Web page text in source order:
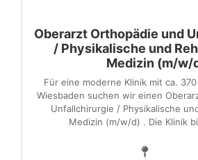
Oberarzt Orthopädie und
/ Physikalische und
Medizin (m/w/
Für eine moderne Klinik mit ca.
Wiesbaden suchen wir einen
Unfallchirurgie / Physikalische
Medizin (m/w/d) . Die Klinik